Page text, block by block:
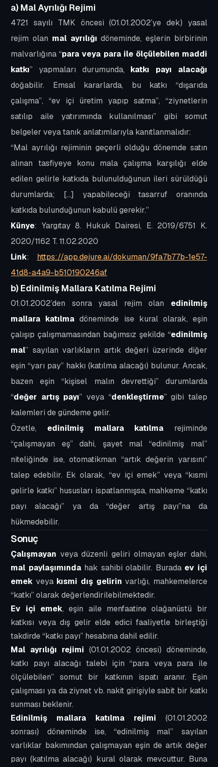
a) Mal Ayrılığı Rejimi
4721 sayılı TMK öncesi (01.01.2002’ye dek) yasal
rejim olan mal ayrılığı döneminde, eşlerin birbirinin
malvarlığına “para veya para ile ölçülebilen maddi
katkı” yapmaları durumunda, katkı payı alacağı
doğabilir. Emsal kararlarda, bu katkı “dışarıda
çalışma”, “ev içi üretim yapıp satma”, “ziynetlerin
satılıp aile yatırımında kullanılması” gibi somut
belgeler veya tanık anlatımlarıyla kanıtlanmalıdır:
“Mal ayrılığı rejiminin geçerli olduğu dönemde satın
alınan tasfiyeye konu mala çalışma karşılığı elde
edilen gelirle katkıda bulunulduğunun ileri sürüldüğü
durumlarda; [...] yapabileceği tasarruf oranında
katkıda bulunduğunun kabulü gerekir.”
Künye: Yargıtay 8. Hukuk Dairesi, E. 2019/6751 K.
2020/1162 T. 11.02.2020
Link: https://app.dejure.ai/dokuman/9fa7b77b-1e57-
41d8-a4a9-b510190246af
b) Edinilmiş Mallara Katılma Rejimi
01.01.2002’den sonra yasal rejim olan edinilmiş
mallara katılma döneminde ise kural olarak, eşin
çalışıp çalışmamasından bağımsız şekilde “edinilmiş
mal” sayılan varlıkların artık değeri üzerinde diğer
eşin “yarı pay” hakkı (katılma alacağı) bulunur. Ancak,
bazen eşin “kişisel malın devrettiği” durumlarda
“değer artış payı” veya “denkleştirme” gibi talep
kalemleri de gündeme gelir.
Özetle, edinilmiş mallara katılma rejiminde
“çalışmayan eş” dahi, şayet mal “edinilmiş mal”
niteliğinde ise, otomatikman “artık değerin yarısını”
talep edebilir. Ek olarak, “ev içi emek” veya “kısmi
gelirle katkı” hususları ispatlanmışsa, mahkeme “katkı
payı alacağı” ya da “değer artış payı”na da
hükmedebilir.
Sonuç
Çalışmayan veya düzenli geliri olmayan eşler dahi,
mal paylaşımındahak sahibi olabilir. Burada ev içi
emek veya kısmi dış gelirin varlığı, mahkemelerce
“katkı” olarak değerlendirilebilmektedir.
Ev içi emek, eşin aile menfaatine olağanüstü bir
katkısı veya dış gelir elde edici faaliyetle birleştiği
takdirde “katkı payı” hesabına dahil edilir.
Mal ayrılığı rejimi (01.01.2002 öncesi) döneminde,
katkı payı alacağı talebi için “para veya para ile
ölçülebilen” somut bir katkının ispatı aranır. Eşin
çalışması ya da ziynet vb. nakit girişiyle sabit bir katkı
sunması beklenir.
Edinilmiş mallara katılma rejimi (01.01.2002
sonrası) döneminde ise, “edinilmiş mal” sayılan
varlıklar bakımından çalışmayan eşin de artık değer
payı (katılma alacağı) kural olarak mevcuttur. Buna